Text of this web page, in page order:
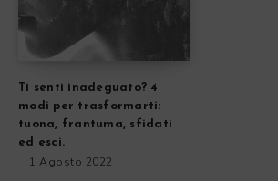
Ti senti inadeguato? 4
modi per trasformarti:
tuona, frantuma, sfidati
ed esci.
1 Agosto 2022